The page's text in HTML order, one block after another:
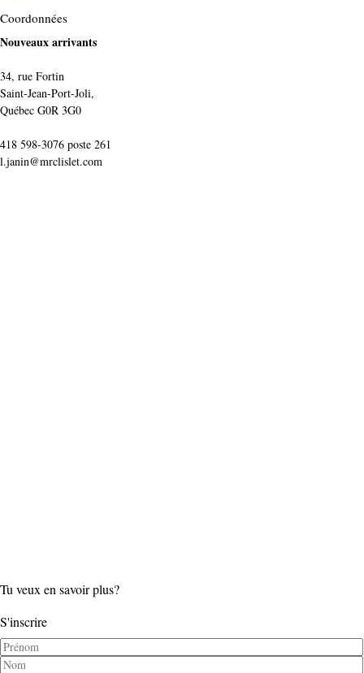
Coordonnées
Nouveaux arrivants
34, rue Fortin
Saint-Jean-Port-Joli,
Québec G0R 3G0
418 598-3076 poste 261
l.janin@mrclislet.com
Tu veux en savoir plus?
S'inscrire
Prénom
Nom